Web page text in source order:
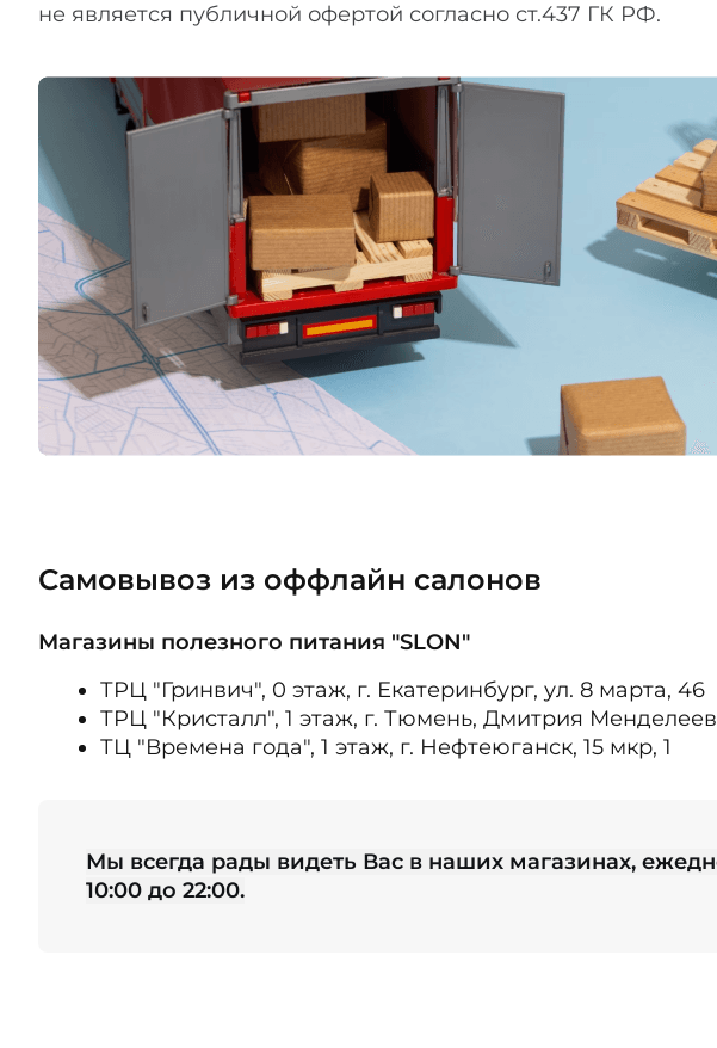
не является публичной офертой согласно ст.437 ГК РФ.
Самовывоз из оффлайн салонов
Магазины полезного питания "SLON"
ТРЦ "Гринвич", 0 этаж, г. Екатеринбург, ул. 8 марта, 46
ТРЦ "Кристалл", 1 этаж, г. Тюмень, Дмитрия
ТЦ "Времена года", 1 этаж, г. Нефтеюганск, 15 мкр, 1
Мы всегда рады видеть Вас в наших магазинах,
10:00 до 22:00.